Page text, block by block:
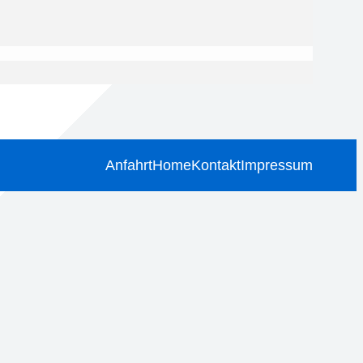
AnfahrtHomeKontaktImpressum